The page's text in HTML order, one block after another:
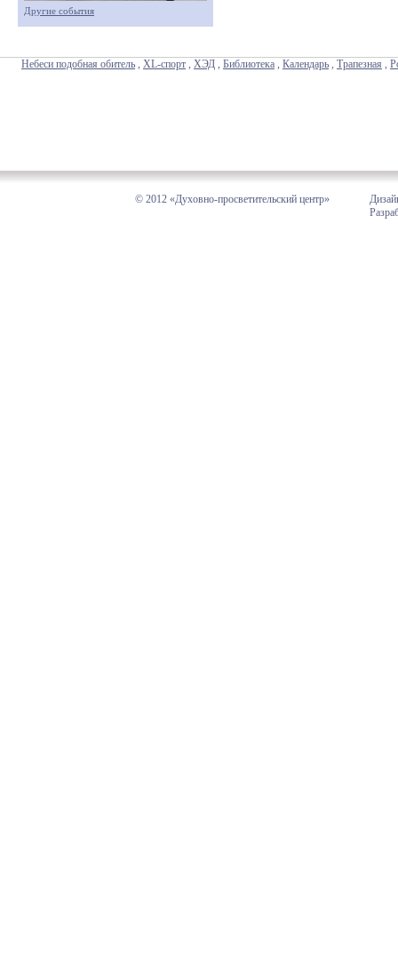
Другие события
Небеси подобная обитель , XL-спорт , ХЭД , Библиотека , Календарь , Трапезная ,
© 2012 «Духовно-просветительский центр»